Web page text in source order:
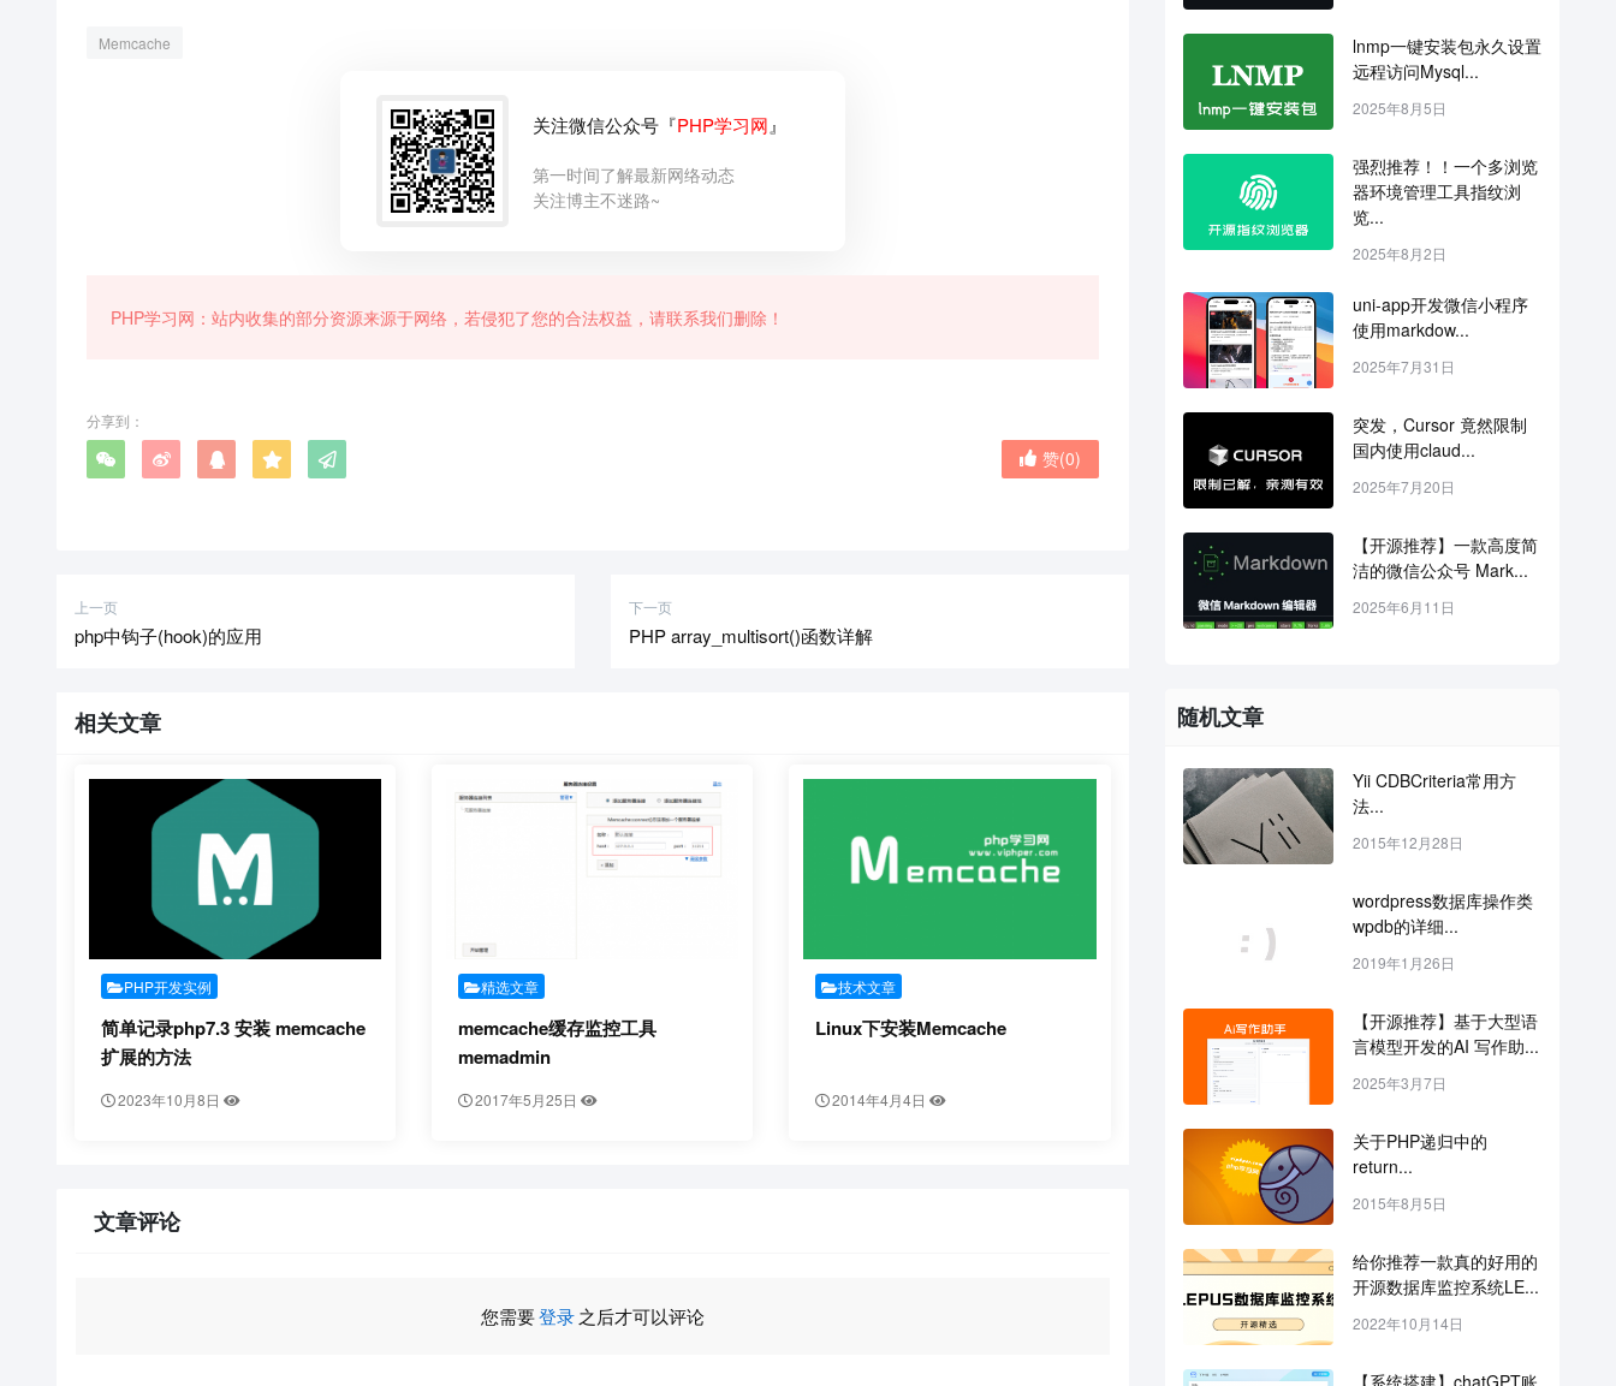
Memcache
关注微信公众号『PHP学习网 』
第一时间了解最新网络动态
关注博主不迷路~
PHP学习网：站内收集的部分资源来源于网络，若侵犯了您的合法权益，请联系我们删除！
分享到：
赞(0)
上一页
php中钩子(hook)的应用
下一页
PHP array_multisort()函数详解
相关文章
PHP开发实例
简单记录php7.3 安装 memcache
扩展的方法
2023年10月8日
精选文章
memcache缓存监控工具
memadmin
2017年5月25日
技术文章
Linux下安装Memcache
2014年4月4日
文章评论
您需要登录 之后才可以评论
lnmp一键安装包永久设置
远程访问Mysql...
2025年8月5日
强烈推荐！！一个多浏览
器环境管理工具指纹浏
览...
2025年8月2日
uni-app开发微信小程序
使用markdow...
2025年7月31日
突发，Cursor 竟然限制
国内使用claud...
2025年7月20日
【开源推荐】一款高度简
洁的微信公众号 Mark...
2025年6月11日
随机文章
Yii CDBCriteria常用方
法...
2015年12月28日
wordpress数据库操作类
wpdb的详细...
2019年1月26日
【开源推荐】基于大型语
言模型开发的AI 写作助...
2025年3月7日
关于PHP递归中的
return...
2015年8月5日
给你推荐一款真的好用的
开源数据库监控系统LE...
2022年10月14日
【系统搭建】chatGPT账